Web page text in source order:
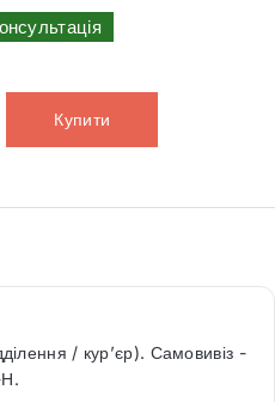
Купити
/ кур’єр). Самовивіз -
Н.